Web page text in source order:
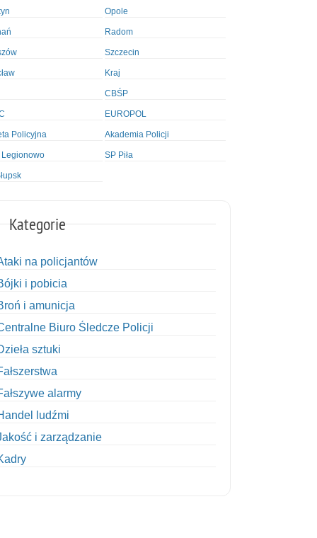
Opole
Radom
Szczecin
Kraj
CBŚP
EUROPOL
Policyjna Akademia Policji
Legionowo SP Piła
Kategorie
na policjantów
i pobicia
i amunicja
Biuro Śledcze Policji
sztuki
alarmy
ludźmi
i zarządzanie